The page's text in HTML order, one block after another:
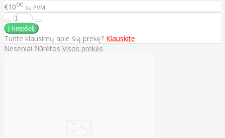
€1000 su PVM
Turite klausimų apie šią prekę? Klauskite
Neseniai žiūrėtos Visos prekės